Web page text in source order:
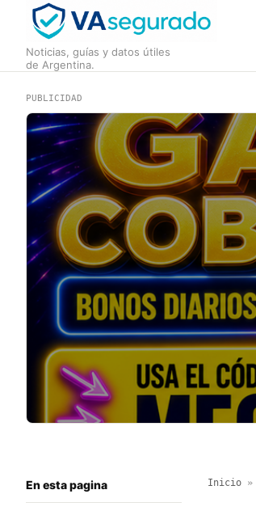
Noticias, guías y datos útiles
de Argentina.
PUBLICIDAD
En esta pagina Inicio»